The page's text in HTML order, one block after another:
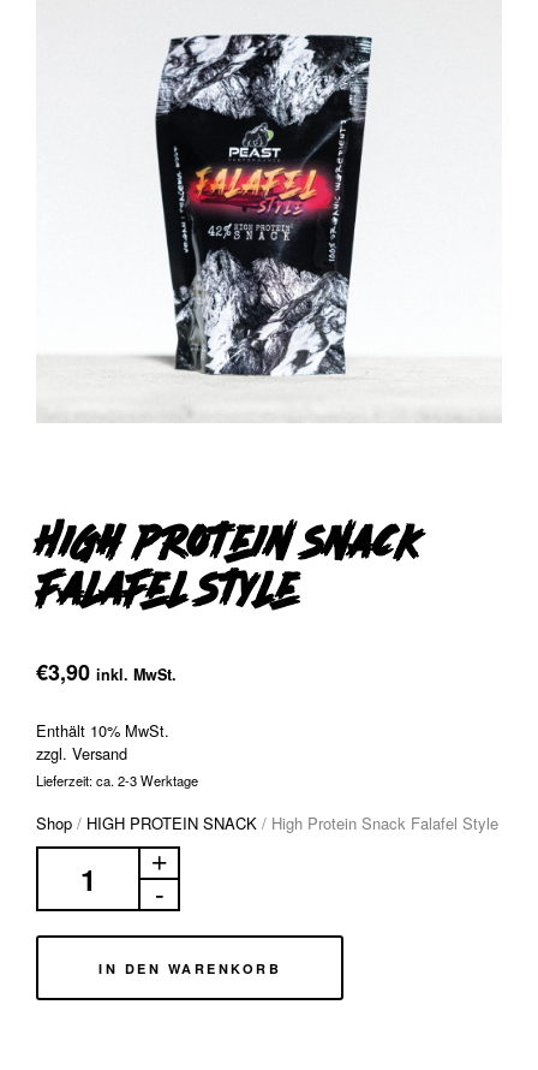
High Protein Snack
Falafel Style
€3,90 inkl. MwSt.
Enthält 10% MwSt.
zzgl. Versand
Lieferzeit: ca. 2-3 Werktage
Shop / HIGH PROTEIN SNACK / High Protein Snack Falafel Style
IN DEN WARENKORB